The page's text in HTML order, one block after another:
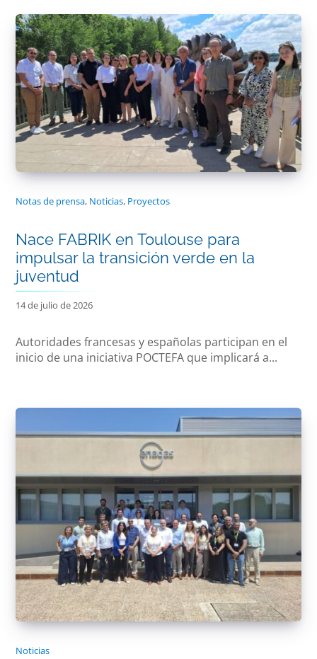
Notas de prensa, Noticias, Proyectos
Nace FABRIK en Toulouse para
impulsar la transición verde en la
juventud
14 de julio de 2026
Autoridades francesas y españolas participan en el
inicio de una iniciativa POCTEFA que implicará a...
Noticias